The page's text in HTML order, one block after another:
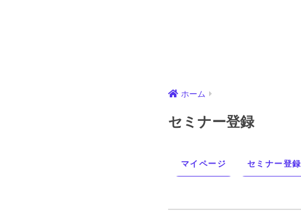
ホーム
セミナー登録
マイページ セミナー登録